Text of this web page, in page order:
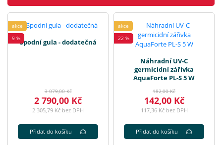
akce
9 %Spodní gula - dodatečná
3 079,00 Kč
2 790,00 Kč
2 305,79 Kč bez DPH
Přidat do košíku
akce
22 %
Náhradní UV-C
germicidní zářivka
AquaForte PL-S 5 W
182,00 Kč
142,00 Kč
117,36 Kč bez DPH
Přidat do košíku